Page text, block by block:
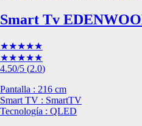
Smart Tv
★★★★★
★★★★★
4.50/5 (2.0)
Pantalla : 216 cm
Smart TV : SmartTV
Tecnología : QLED